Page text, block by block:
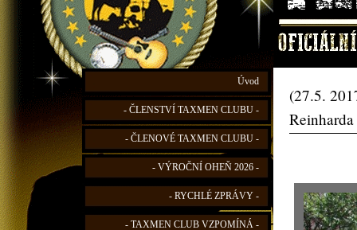
Úvod
- ČLENSTVÍ TAXMEN CLUBU -
- ČLENOVÉ TAXMEN CLUBU -
- VÝROČNÍ OHEŇ 2026 -
- RYCHLÉ ZPRÁVY -
- TAXMEN CLUB VZPOMÍNÁ -
(27.5.